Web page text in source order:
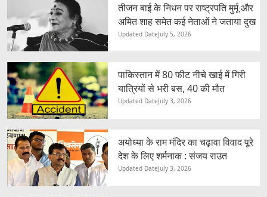
तीजन बाई के निधन पर राष्ट्रपति मुर्मू और
अमित शाह समेत कई नेताओं ने जताया दुख
Updated DateJuly 5, 2026
पाकिस्तान में 80 फीट नीचे खाई में गिरी
यात्रियों से भरी बस, 40 की मौत
Updated DateJuly 3, 2026
अयोध्या के राम मंदिर का चढ़ावा विवाद पूरे
देश के लिए शर्मनाक : संजय राउत
Updated DateJuly 3, 2026